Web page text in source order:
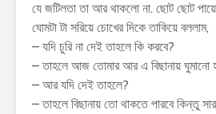
যে জটিলতা তা আর থাকলো না. ছোট ছোট পায়ে
ঘোমটা টা সরিয়ে চোখের দিকে তাকিয়ে বললাম,
– যদি চুরি না দেই তাহলে কি করবে?
– তাহলে আজ তোমার আর এ বিছানায় ঘুমানো
– আর যদি দেই তাহলে?
– তাহলে বিছানায় তো থাকতে পারবে কিন্তু